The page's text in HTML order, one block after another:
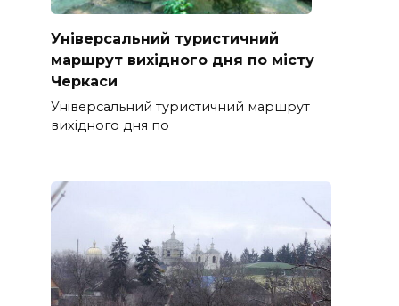
Універсальний туристичний
маршрут вихідного дня по місту
Черкаси
Універсальний туристичний маршрут
вихідного дня по